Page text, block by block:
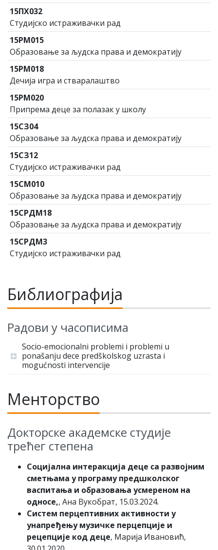
15ПХ032
Студијско истраживачки рад
15РМ015
Образовање за људска права и демократију
15РМ018
Дечија игра и стваралаштво
15РМ020
Припрема деце за полазак у школу
15СЗ04
Образовање за људска права и демократију
15СЗ12
Студијско истраживачки рад
15СМ010
Образовање за људска права и демократију
15СРДМ18
Образовање за људска права и демократију
15СРДМ3
Студијско истраживачки рад
Библиографија
Радови у часописима
Socio-emocionalni problemi i problemi u
ponašanju dece predškolskog uzrasta i
mogućnosti intervencije
Менторство
Докторске академске студије
трећег степена
Социјална интеракција деце са развојним
сметњама у програму предшколског
васпитања и образовања усмереном на
односе,, Ана Вукобрат, 15.03.2024.
Систем перцептивних активности у
унапређењу музичке перцепције и
рецепције код деце, Марија Ивановић,